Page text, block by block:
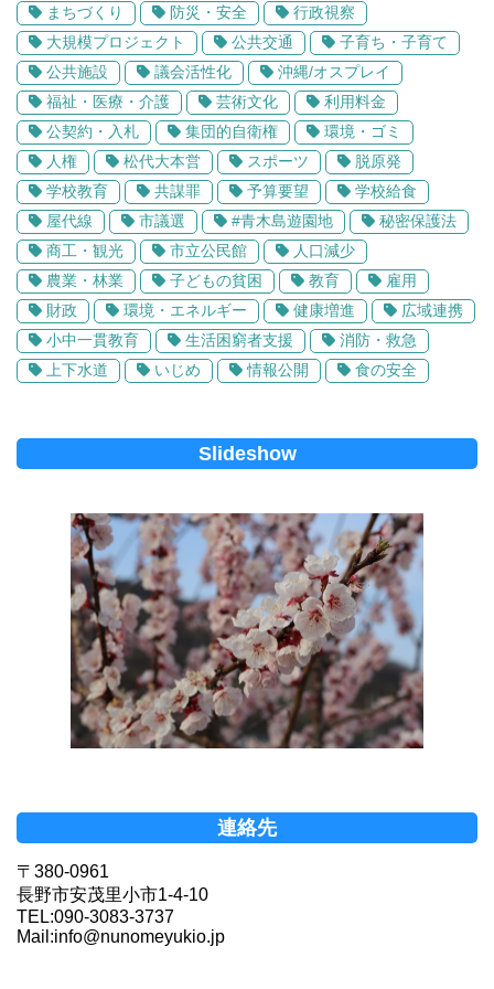
まちづくり 防災・安全
行政視察
大規模プロジェクト
公共交通
子育ち・子育て
公共施設
議会活性化
沖縄/オスプレイ
福祉・医療・介護
芸術文化
利用料金
公契約・入札
集団的自衛権
環境・ゴミ
人権
松代大本営 スポーツ
脱原発
学校教育
共謀罪 予算要望
学校給食
屋代線
市議選 #青木島遊園地
秘密保護法
商工・観光
市立公民館
人口減少
農業・林業
子どもの貧困 教育
雇用
財政
環境・エネルギー 健康増進
広域連携
小中一貫教育
生活困窮者支援
消防・救急
上下水道
いじめ 情報公開 食の安全
Slideshow
連絡先
〒380-0961
長野市安茂里小市1-4-10
TEL:090-3083-3737
Mail:info@nunomeyukio.jp